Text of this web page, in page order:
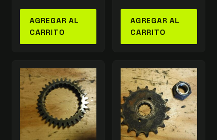
AGREGAR AL
CARRITO
AGREGAR AL
CARRITO